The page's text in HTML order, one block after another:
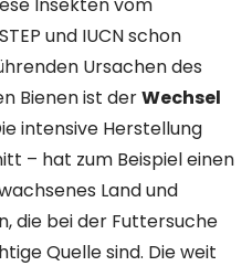
und IUCN schon
Ursachen des
Bienen ist derWechsel
intensive Herstellung
– hat zum Beispiel einen
Land und
die bei der Futtersuche
Quelle sind. Die weit